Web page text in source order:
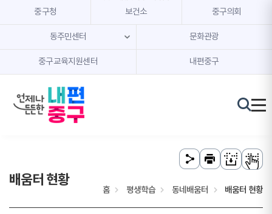
본문 내용 바로가기
주메뉴 바로가기
중구청 보건소 중구의회
동주민센터 문화관광
중구교육지원센터 내편중구
배움터 현황
홈 평생학습 동네배움터 배움터 현황